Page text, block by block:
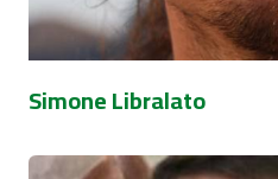
Simone Libralato